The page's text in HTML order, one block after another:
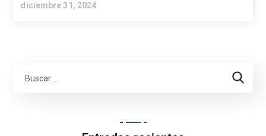
diciembre 31, 2024